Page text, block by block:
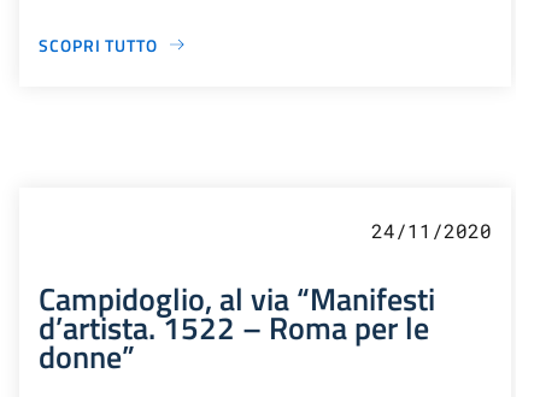
SCOPRI TUTTO
24/11/2020
Campidoglio, al via “Manifesti
d’artista. 1522 – Roma per le
donne”